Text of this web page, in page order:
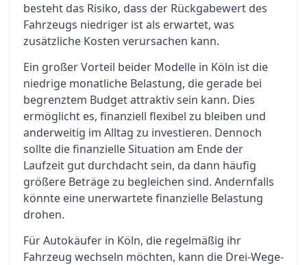
besteht das Risiko, dass der Rückgabewert des
Fahrzeugs niedriger ist als erwartet, was
zusätzliche Kosten verursachen kann.
Ein großer Vorteil beider Modelle in Köln ist die
niedrige monatliche Belastung, die gerade bei
begrenztem Budget attraktiv sein kann. Dies
ermöglicht es, finanziell flexibel zu bleiben und
anderweitig im Alltag zu investieren. Dennoch
sollte die finanzielle Situation am Ende der
Laufzeit gut durchdacht sein, da dann häufig
größere Beträge zu begleichen sind. Andernfalls
könnte eine unerwartete finanzielle Belastung
drohen.
Für Autokäufer in Köln, die regelmäßig ihr
Fahrzeug wechseln möchten, kann die Drei-Wege-